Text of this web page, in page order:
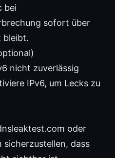
bei
sofort über
bleibt.
nicht zuverlässig
IPv6, um Lecks zu
oder
sicherzustellen, dass